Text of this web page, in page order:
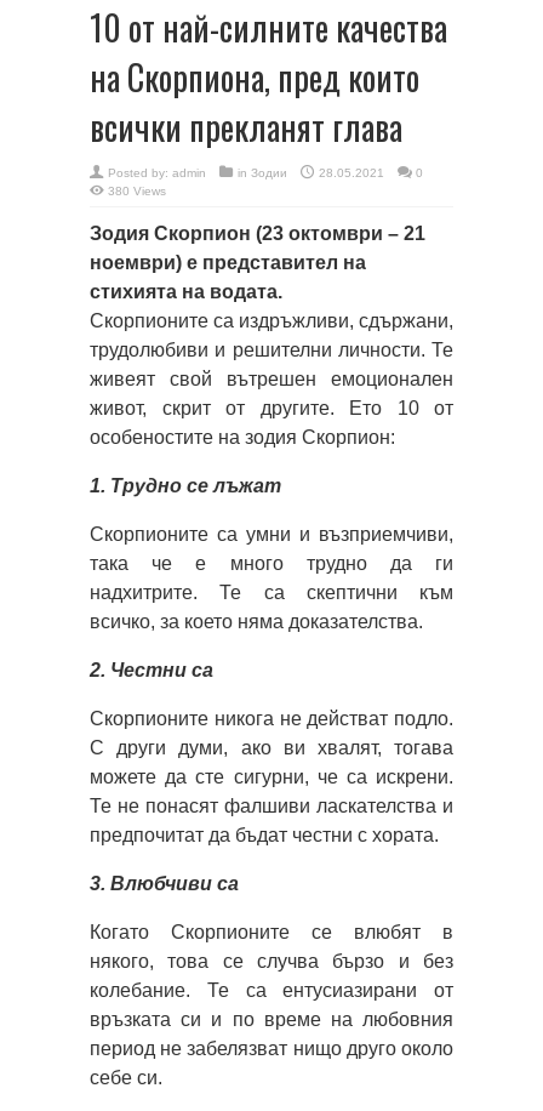
10 от най-силните качества
на Скорпиона, пред които
всички прекланят глава
Posted by: admin in Зодии 28.05.2021
0
380 Views
Зодия Скорпион (23 октомври – 21
ноември) е представител на
стихията на водата.
Скорпионите са издръжливи, сдържани,
трудолюбиви и решителни личности. Те
живеят свой вътрешен емоционален
живот, скрит от другите. Ето 10 от
особеностите на зодия Скорпион:
1. Трудно се лъжат
Скорпионите са умни и възприемчиви,
така че е много трудно да ги
надхитрите. Те са скептични към
всичко, за което няма доказателства.
2. Честни са
Скорпионите никога не действат подло.
С други думи, ако ви хвалят, тогава
можете да сте сигурни, че са искрени.
Те не понасят фалшиви ласкателства и
предпочитат да бъдат честни с хората.
3. Влюбчиви са
Когато Скорпионите се влюбят в
някого, това се случва бързо и без
колебание. Те са ентусиазирани от
връзката си и по време на любовния
период не забелязват нищо друго около
себе си.